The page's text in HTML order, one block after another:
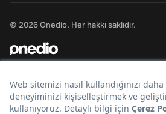
© 2026 Onedio. Her hakkı saklıdır.
Bir markasıdır.